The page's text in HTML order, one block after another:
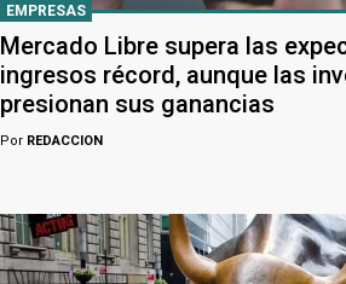
EMPRESAS
Mercado Libre supera las
ingresos récord, aunque las
presionan sus ganancias
Por REDACCION